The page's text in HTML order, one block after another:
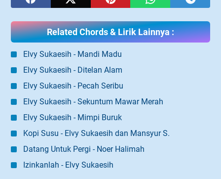
Related Chords & Lirik Lainnya :
Elvy Sukaesih - Mandi Madu
Elvy Sukaesih - Ditelan Alam
Elvy Sukaesih - Pecah Seribu
Elvy Sukaesih - Sekuntum Mawar Merah
Elvy Sukaesih - Mimpi Buruk
Kopi Susu - Elvy Sukaesih dan Mansyur S.
Datang Untuk Pergi - Noer Halimah
Izinkanlah - Elvy Sukaesih